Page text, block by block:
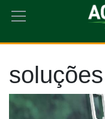
HOME SOLUÇÕES
soluções